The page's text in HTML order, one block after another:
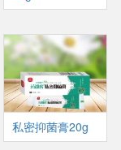
私密抑菌膏20g